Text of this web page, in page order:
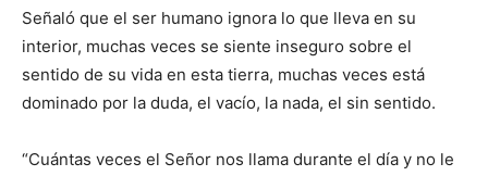
Señaló que el ser humano ignora lo que lleva en su
interior, muchas veces se siente inseguro sobre el
sentido de su vida en esta tierra, muchas veces está
dominado por la duda, el vacío, la nada, el sin sentido.
“Cuántas veces el Señor nos llama durante el día y no le